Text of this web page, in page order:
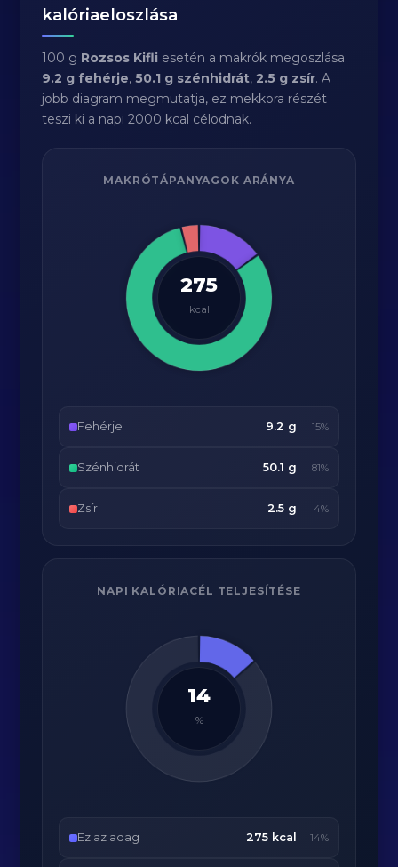
kalóriaeloszlása
100 g Rozsos Kifli esetén a makrók megoszlása:
9.2 g fehérje,50.1 g szénhidrát,2.5 g zsír. A
jobb diagram megmutatja, ez mekkora részét
teszi ki a napi 2000 kcal célodnak.
MAKRÓTÁPANYAGOK ARÁNYA
275
kcal
Fehérje 9.2 g 15%
Szénhidrát 50.1 g 81%
Zsír 2.5 g 4%
NAPI KALÓRIACÉL TELJESÍTÉSE
14
%
Ez az adag 275 kcal 14%